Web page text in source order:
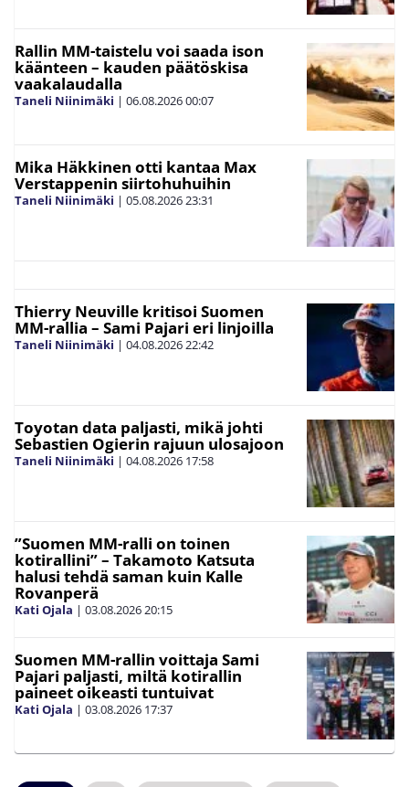
Rallin MM-taistelu voi saada ison
käänteen – kauden päätöskisa
vaakalaudalla
Taneli Niinimäki | 06.08.202600:07
Mika Häkkinen otti kantaa Max
Verstappenin siirtohuhuihin
Taneli Niinimäki | 05.08.202623:31
Thierry Neuville kritisoi Suomen
MM-rallia – Sami Pajari eri linjoilla
Taneli Niinimäki | 04.08.202622:42
Toyotan data paljasti, mikä johti
Sebastien Ogierin rajuun ulosajoon
Taneli Niinimäki | 04.08.2026 17:58
”Suomen MM-ralli on toinen
kotirallini” – Takamoto Katsuta
halusi tehdä saman kuin Kalle
Rovanperä
Kati Ojala | 03.08.202620:15
Suomen MM-rallin voittaja Sami
Pajari paljasti, miltä kotirallin
paineet oikeasti tuntuivat
Kati Ojala | 03.08.2026 17:37